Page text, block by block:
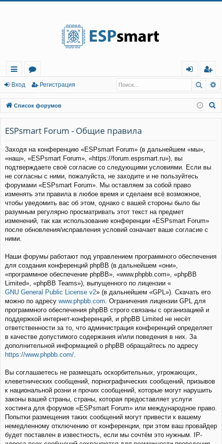
с
ы
лк
и
о
ру
м
ы
д
г
ис
тр
Вход Регистрация
Список форумов
ESPsmart Forum - Общие правила
Заходя на конференцию «ESPsmart Forum» (в дальнейшем «мы»,
«наш», «ESPsmart Forum», «https://forum.espsmart.ru»), вы
подтверждаете своё согласие со следующими условиями. Если вы
не согласны с ними, пожалуйста, не заходите и не пользуйтесь
форумами «ESPsmart Forum». Мы оставляем за собой право
изменять эти правила в любое время и сделаем всё возможное,
чтобы уведомить вас об этом, однако с вашей стороны было бы
разумным регулярно просматривать этот текст на предмет
изменений, так как использование конференции «ESPsmart Forum»
после обновления/исправления условий означает ваше согласие с
ними.
Наши форумы работают под управлением программного обеспечения
для создания конференций phpBB (в дальнейшем «они»,
«программное обеспечение phpBB», «www.phpbb.com», «phpBB
Limited», «phpBB Teams»), выпущенного по лицензии «
GNU General Public License v2» (в дальнейшем «GPL»). Скачать его
можно по адресу www.phpbb.com . Ограничения лицензии GPL для
программного обеспечения phpBB строго связаны с организацией и
поддержкой интернет-конференций, и phpBB Limited не несёт
ответственности за то, что администрация конференций определяет
в качестве допустимого содержания и/или поведения в них. За
дополнительной информацией о phpBB обращайтесь по адресу
https://www.phpbb.com/
Вы соглашаетесь не размещать оскорбительных, угрожающих,
клеветнических сообщений, порнографических сообщений, призывов
к национальной розни и прочих сообщений, которые могут нарушить
законы вашей страны, страны, которая предоставляет услуги
хостинга для форумов «ESPsmart Forum» или международное право.
Попытки размещения таких сообщений могут привести к вашему
немедленному отключению от конференции, при этом ваш провайдер
будет поставлен в известность, если мы сочтём это нужным. IP-